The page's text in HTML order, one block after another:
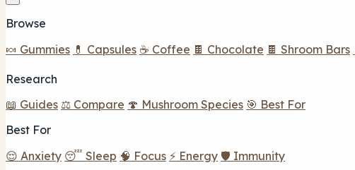
Browse
🍬 Gummies 💊 Capsules ☕ Coffee 🍫 Chocolate 🍫 Shroom Bars
Research
📖 Guides ⚖️ Compare 🍄 Mushroom Species 🎯 Best For
Best For
😌 Anxiety 😴 Sleep 🧠 Focus ⚡ Energy 🛡️ Immunity